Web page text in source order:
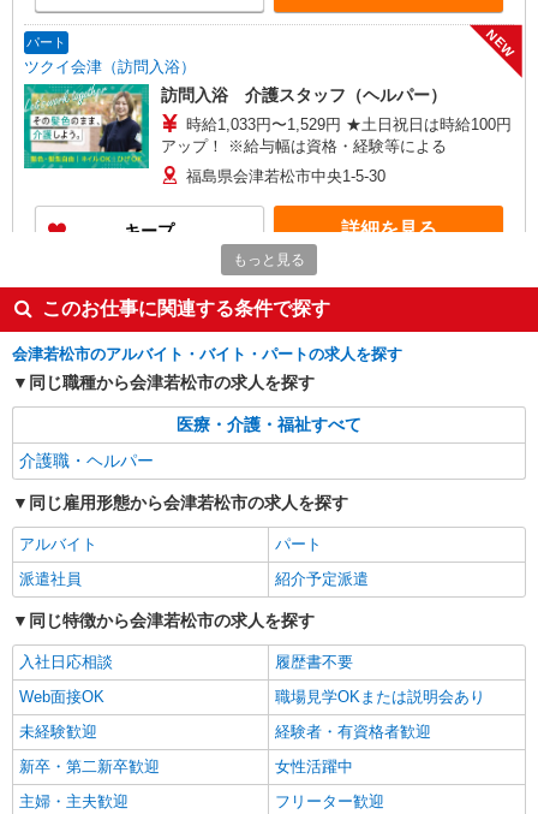
パート
ツクイ会津（訪問入浴）
NEW
訪問入浴 介護スタッフ（ヘルパー）
時給1,033円〜1,529円 ★土日祝日は時給100円
アップ！ ※給与幅は資格・経験等による
福島県会津若松市中央1-5-30
キープ 詳細を見る
株式会社ブレイブ（マイナビグループ）/MD15
介護スタッフ ◆デイサービス、サービス付き
高齢者向け住宅、グループホームなど様々な勤
務先から選べます。
未経験：時給1400〜1600円（資格・経験によ
る） 経験者：時給1600〜1800円（資格・経験によ
る） ◎月収例 時給1800円×1日8時間×22日（週5
払い/週払い/月払い対応も可能です。詳しくは面談
時にご相談ください。 ◆交通費：別途全額支給 ※
福島県会津若松市 【最寄駅】 ◆各線「会津若
郷駅」 ★その他、近隣に多数勤務地あります！
キープ 詳細を見る
派遣社員
株式会社kotrio /●SD-H-1909125
会津若松市▼綺麗なサ高住で生活ケア▼清掃や
フロアの巡回など
時給1350円〜2062円 ＜日払い有/週払い有/交
通費全支給(ガソリン代含む)＞
会津若松市 その他多数
キープ 詳細を見る
もっと見る
このお仕事に関連する条件で探す
会津若松市のアルバイト・バイト・パートの求人を探す
同じ職種から会津若松市の求人を探す
医療・介護・福祉すべて
介護職・ヘルパー
同じ雇用形態から会津若松市の求人を探す
アルバイト
パート
派遣社員
紹介予定派遣
同じ特徴から会津若松市の求人を探す
入社日応相談
履歴書不要
Web面接OK
職場見学OKまたは説明会あり
未経験歓迎
経験者・有資格者歓迎
新卒・第二新卒歓迎
女性活躍中
主婦・主夫歓迎
フリーター歓迎